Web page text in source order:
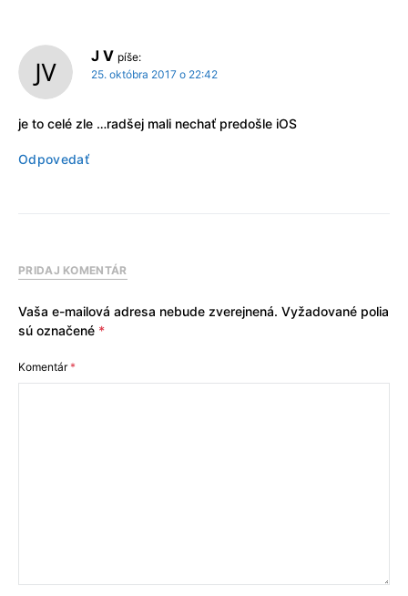
J V píše:
25. októbra 2017 o 22:42
je to celé zle …radšej mali nechať predošle iOS
Odpovedať
PRIDAJ KOMENTÁR
Vaša e-mailová adresa nebude zverejnená. Vyžadované polia
sú označené *
Komentár*